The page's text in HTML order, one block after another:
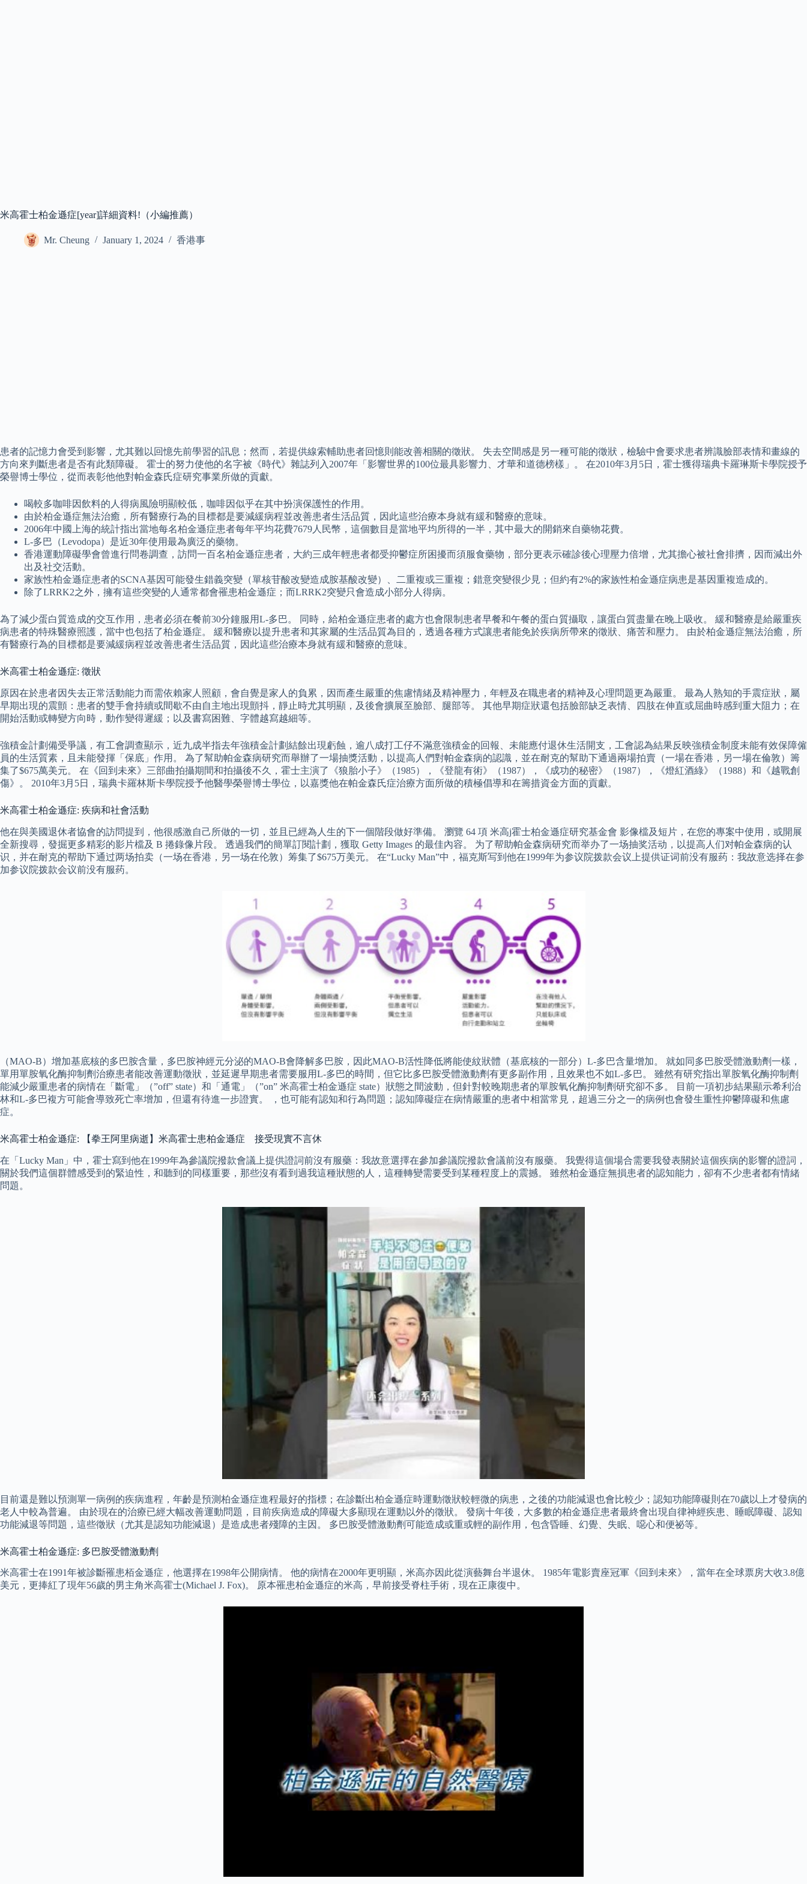
米高霍士柏金遜症[year]詳細資料!（小編推薦）
Mr. Cheung January 1, 2024 香港事
患者的記憶力會受到影響，尤其難以回憶先前學習的訊息；然而，若提供線索輔助患者回憶則能改善相關的徵狀。 失去空間感是另一種可能的徵狀，檢驗中會要求患者辨識臉部表情和畫線的
方向來判斷患者是否有此類障礙。 霍士的努力使他的名字被《時代》雜誌列入2007年「影響世界的100位最具影響力、才華和道德榜樣」。 在2010年3月5日，霍士獲得瑞典卡羅琳斯卡學院授予
榮譽博士學位，從而表彰他他對帕金森氏症研究事業所做的貢獻。
喝較多咖啡因飲料的人得病風險明顯較低，咖啡因似乎在其中扮演保護性的作用。
由於柏金遜症無法治癒，所有醫療行為的目標都是要減緩病程並改善患者生活品質，因此這些治療本身就有緩和醫療的意味。
2006年中國上海的統計指出當地每名柏金遜症患者每年平均花費7679人民幣，這個數目是當地平均所得的一半，其中最大的開銷來自藥物花費。
L-多巴（Levodopa）是近30年使用最為廣泛的藥物。
香港運動障礙學會曾進行問卷調查，訪問一百名柏金遜症患者，大約三成年輕患者都受抑鬱症所困擾而須服食藥物，部分更表示確診後心理壓力倍增，尤其擔心被社會排擠，因而減出外
出及社交活動。
家族性柏金遜症患者的SCNA基因可能發生錯義突變（單核苷酸改變造成胺基酸改變）、二重複或三重複；錯意突變很少見；但約有2%的家族性柏金遜症病患是基因重複造成的。
除了LRRK2之外，擁有這些突變的人通常都會罹患柏金遜症；而LRRK2突變只會造成小部分人得病。
為了減少蛋白質造成的交互作用，患者必須在餐前30分鐘服用L-多巴。 同時，給柏金遜症患者的處方也會限制患者早餐和午餐的蛋白質攝取，讓蛋白質盡量在晚上吸收。 緩和醫療是給嚴重疾
病患者的特殊醫療照護，當中也包括了柏金遜症。 緩和醫療以提升患者和其家屬的生活品質為目的，透過各種方式讓患者能免於疾病所帶來的徵狀、痛苦和壓力。 由於柏金遜症無法治癒，所
有醫療行為的目標都是要減緩病程並改善患者生活品質，因此這些治療本身就有緩和醫療的意味。
米高霍士柏金遜症: 徵狀
原因在於患者因失去正常活動能力而需依賴家人照顧，會自覺是家人的負累，因而產生嚴重的焦慮情緒及精神壓力，年輕及在職患者的精神及心理問題更為嚴重。 最為人熟知的手震症狀，屬
早期出現的震顫：患者的雙手會持續或間歇不由自主地出現顫抖，靜止時尤其明顯，及後會擴展至臉部、腿部等。 其他早期症狀還包括臉部缺乏表情、四肢在伸直或屈曲時感到重大阻力；在
開始活動或轉變方向時，動作變得遲緩；以及書寫困難、字體越寫越細等。
強積金計劃備受爭議，有工會調查顯示，近九成半指去年強積金計劃結餘出現虧蝕，逾八成打工仔不滿意強積金的回報、未能應付退休生活開支，工會認為結果反映強積金制度未能有效保障僱
員的生活質素，且未能發揮「保底」作用。 為了幫助帕金森病研究而舉辦了一場抽獎活動，以提高人們對帕金森病的認識，並在耐克的幫助下通過兩場拍賣（一場在香港，另一場在倫敦）籌
集了$675萬美元。 在《回到未來》三部曲拍攝期間和拍攝後不久，霍士主演了《狼胎小子》（1985），《登龍有術》（1987），《成功的秘密》（1987），《燈紅酒綠》（1988）和《越戰創
傷》。 2010年3月5日，瑞典卡羅林斯卡學院授予他醫學榮譽博士學位，以嘉獎他在帕金森氏症治療方面所做的積極倡導和在籌措資金方面的貢獻。
米高霍士柏金遜症: 疾病和社會活動
他在與美國退休者協會的訪問提到，他很感激自己所做的一切，並且已經為人生的下一個階段做好準備。 瀏覽 64 項 米高j霍士柏金遜症研究基金會 影像檔及短片，在您的專案中使用，或開展
全新搜尋，發掘更多精彩的影片檔及 B 捲錄像片段。 透過我們的簡單訂閱計劃，獲取 Getty Images 的最佳內容。 为了帮助帕金森病研究而举办了一场抽奖活动，以提高人们对帕金森病的认
识，并在耐克的帮助下通过两场拍卖（一场在香港，另一场在伦敦）筹集了$675万美元。 在“Lucky Man”中，福克斯写到他在1999年为参议院拨款会议上提供证词前没有服药：我故意选择在参
加参议院拨款会议前没有服药。
（MAO-B）增加基底核的多巴胺含量，多巴胺神經元分泌的MAO-B會降解多巴胺，因此MAO-B活性降低將能使紋狀體（基底核的一部分）L-多巴含量增加。 就如同多巴胺受體激動劑一樣，
單用單胺氧化酶抑制劑治療患者能改善運動徵狀，並延遲早期患者需要服用L-多巴的時間，但它比多巴胺受體激動劑有更多副作用，且效果也不如L-多巴。 雖然有研究指出單胺氧化酶抑制劑
能減少嚴重患者的病情在「斷電」（”off” state）和「通電」（”on” 米高霍士柏金遜症 state）狀態之間波動，但針對較晚期患者的單胺氧化酶抑制劑研究卻不多。 目前一項初步結果顯示希利治
林和L-多巴複方可能會導致死亡率增加，但還有待進一步證實。 ，也可能有認知和行為問題；認知障礙症在病情嚴重的患者中相當常見，超過三分之一的病例也會發生重性抑鬱障礙和焦慮
症。
米高霍士柏金遜症: 【拳王阿里病逝】米高霍士患柏金遜症 接受現實不言休
在「Lucky Man」中，霍士寫到他在1999年為參議院撥款會議上提供證詞前沒有服藥：我故意選擇在參加參議院撥款會議前沒有服藥。 我覺得這個場合需要我發表關於這個疾病的影響的證詞，
關於我們這個群體感受到的緊迫性，和聽到的同樣重要，那些沒有看到過我這種狀態的人，這種轉變需要受到某種程度上的震撼。 雖然柏金遜症無損患者的認知能力，卻有不少患者都有情緒
問題。
目前還是難以預測單一病例的疾病進程，年齡是預測柏金遜症進程最好的指標；在診斷出柏金遜症時運動徵狀較輕微的病患，之後的功能減退也會比較少；認知功能障礙則在70歲以上才發病的
老人中較為普遍。 由於現在的治療已經大幅改善運動問題，目前疾病造成的障礙大多顯現在運動以外的徵狀。 發病十年後，大多數的柏金遜症患者最終會出現自律神經疾患、睡眠障礙、認知
功能減退等問題，這些徵狀（尤其是認知功能減退）是造成患者殘障的主因。 多巴胺受體激動劑可能造成或重或輕的副作用，包含昏睡、幻覺、失眠、噁心和便祕等。
米高霍士柏金遜症: 多巴胺受體激動劑
米高霍士在1991年被診斷罹患栢金遜症，他選擇在1998年公開病情。 他的病情在2000年更明顯，米高亦因此從演藝舞台半退休。 1985年電影賣座冠軍《回到未來》，當年在全球票房大收3.8億
美元，更捧紅了現年56歲的男主角米高霍士(Michael J. Fox)。 原本罹患柏金遜症的米高，早前接受脊柱手術，現在正康復中。